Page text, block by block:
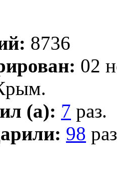
8736
02
(а): 7 раз.
98